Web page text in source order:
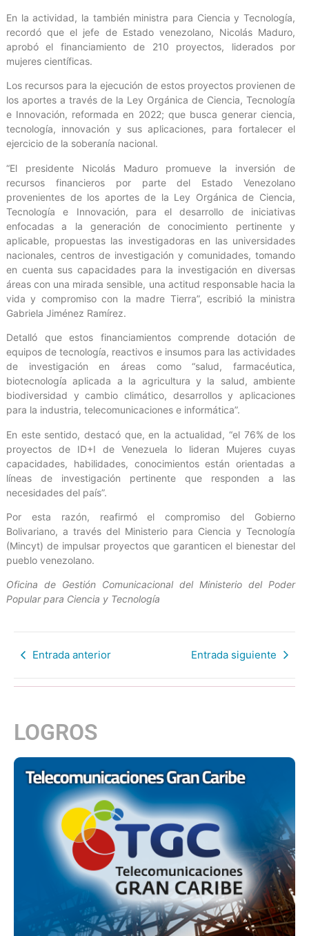
En la actividad, la también ministra para Ciencia y Tecnología,
recordó que el jefe de Estado venezolano, Nicolás Maduro,
aprobó el financiamiento de 210 proyectos, liderados por
mujeres científicas.
Los recursos para la ejecución de estos proyectos provienen de
los aportes a través de la Ley Orgánica de Ciencia, Tecnología
e Innovación, reformada en 2022; que busca generar ciencia,
tecnología, innovación y sus aplicaciones, para fortalecer el
ejercicio de la soberanía nacional.
“El presidente Nicolás Maduro promueve la inversión de
recursos financieros por parte del Estado Venezolano
provenientes de los aportes de la Ley Orgánica de Ciencia,
Tecnología e Innovación, para el desarrollo de iniciativas
enfocadas a la generación de conocimiento pertinente y
aplicable, propuestas las investigadoras en las universidades
nacionales, centros de investigación y comunidades, tomando
en cuenta sus capacidades para la investigación en diversas
áreas con una mirada sensible, una actitud responsable hacia la
vida y compromiso con la madre Tierra”, escribió la ministra
Gabriela Jiménez Ramírez.
Detalló que estos financiamientos comprende dotación de
equipos de tecnología, reactivos e insumos para las actividades
de investigación en áreas como “salud, farmacéutica,
biotecnología aplicada a la agricultura y la salud, ambiente
biodiversidad y cambio climático, desarrollos y aplicaciones
para la industria, telecomunicaciones e informática”.
En este sentido, destacó que, en la actualidad, “el 76% de los
proyectos de ID+I de Venezuela lo lideran Mujeres cuyas
capacidades, habilidades, conocimientos están orientadas a
líneas de investigación pertinente que responden a las
necesidades del país”.
Por esta razón, reafirmó el compromiso del Gobierno
Bolivariano, a través del Ministerio para Ciencia y Tecnología
(Mincyt) de impulsar proyectos que garanticen el bienestar del
pueblo venezolano.
Oficina de Gestión Comunicacional del Ministerio del Poder
Popular para Ciencia y Tecnología
Entrada anterior Entrada siguiente
LOGROS